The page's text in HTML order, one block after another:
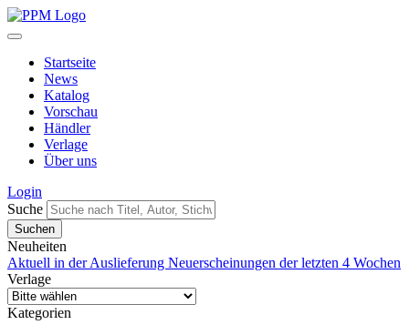
Startseite
News
Katalog
Vorschau
Händler
Verlage
Über uns
Login
Suche
Neuheiten
Aktuell in der Auslieferung Neuerscheinungen der letzten 4 Wochen
Verlage
Kategorien